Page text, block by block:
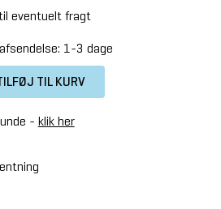
eventuelt fragt
1-3 dage
TIL KURV
- klik her